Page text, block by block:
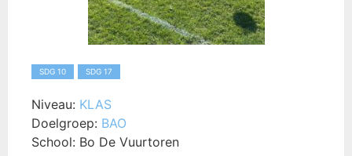
SDG 10 SDG 17
Niveau: KLAS
Doelgroep: BAO
School: Bo De Vuurtoren